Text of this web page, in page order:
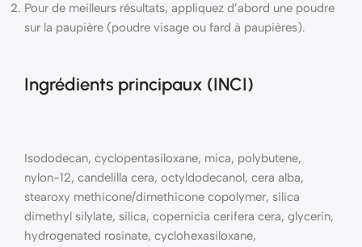
Pour de meilleurs résultats, appliquez d’abord une poudre
sur la paupière (poudre visage ou fard à paupières).
Ingrédients principaux (INCI)
Isododecan, cyclopentasiloxane, mica, polybutene,
nylon-12, candelilla cera, octyldodecanol, cera alba,
stearoxy methicone/dimethicone copolymer, silica
dimethyl silylate, silica, copernicia cerifera cera, glycerin,
hydrogenated rosinate, cyclohexasiloxane,